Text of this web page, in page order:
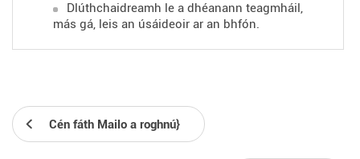
Dlúthchaidreamh le a dhéanann teagmháil,
más gá, leis an úsáideoir ar an bhfón.
Cén fáth Mailo a roghnú}